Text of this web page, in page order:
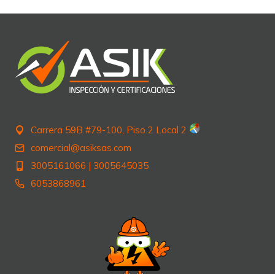
entradas
Carrera 59B #79-100, Piso 2 Local 2
comercial@asiksas.com
3005161066 | 3005645035
6053868961